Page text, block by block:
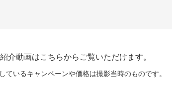
介動画はこちらからご覧いただけます。
ているキャンペーンや価格は撮影当時のものです。